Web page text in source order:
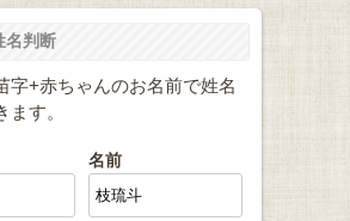
名判断
字+赤ちゃんのお名前で姓名
ます。
名前